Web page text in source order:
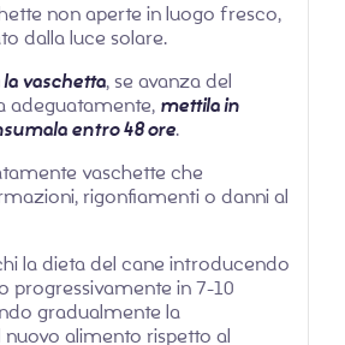
non aperte in luogo fresco,
dalla luce solare.
vaschetta, se avanza del
adeguatamente, mettila in
entro 48 ore.
vaschette che
rigonfiamenti o danni al
la dieta del cane introducendo
progressivamente in 7-10
gradualmente la
alimento rispetto al